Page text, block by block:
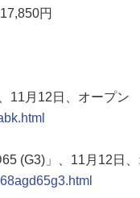
円
11月12日、オープン
(G3)」、11月12日